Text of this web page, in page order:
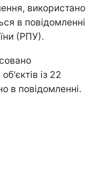
використано
в повідомленні
(РПУ).
із 22
в повідомленні.